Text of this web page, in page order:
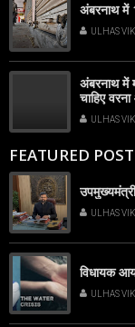
अंबरनाथ में
ULHAS
अंबरनाथ में
चाहिए
ULHAS
FEATURED POST
ULHAS
विधायक
ULHAS